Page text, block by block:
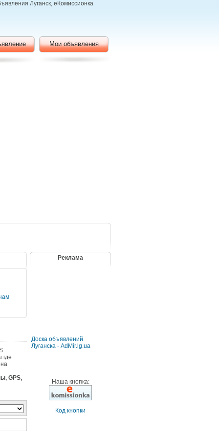
Луганск, еКомиссионка
Мои объявления
GPS,
Реклама
Доска объявлений
Луганска - AdMir.lg.ua
Наша кнопка:
Код кнопки